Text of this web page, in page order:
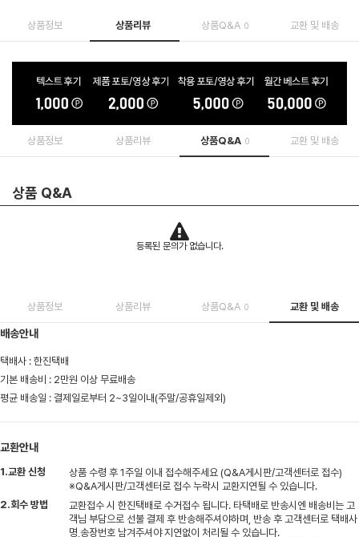
상품정보 상품리뷰 상품Q&A 0 교환 및 배송
상품정보 상품리뷰 상품Q&A 0 교환 및 배송
상품 Q&A
등록된 문의가 없습니다.
상품정보 상품리뷰 상품Q&A 0 교환 및 배송
배송안내
택배사 : 한진택배
기본 배송비 : 2만원 이상 무료배송
평균 배송일 : 결제일로부터 2~3일이내(주말/공휴일제외)
교환안내
1.교환 신청
상품 수령 후 1주일 이내 접수해주세요 (Q&A게시판/고객센터로 접수)
※Q&A게시판/고객센터로 접수 누락시 교환지연될 수 있습니다.
2.회수 방법
교환접수 시 한진택배로 수거접수 됩니다. 타택배로 반송시엔 배송비는 고
객님 부담으로 선불 결제 후 반송해주셔야하며, 반송 후 고객센터로 택배사
명,송장번호 남겨주셔야 지연없이 처리될 수 있습니다.